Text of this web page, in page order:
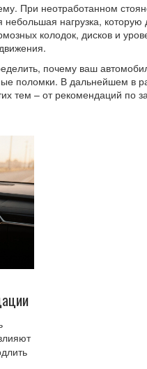
При неотработанном
нагрузка, которую
колодок, дисков и
почему ваш
поломки. В дальнейшем в
тем – от рекомендаций по